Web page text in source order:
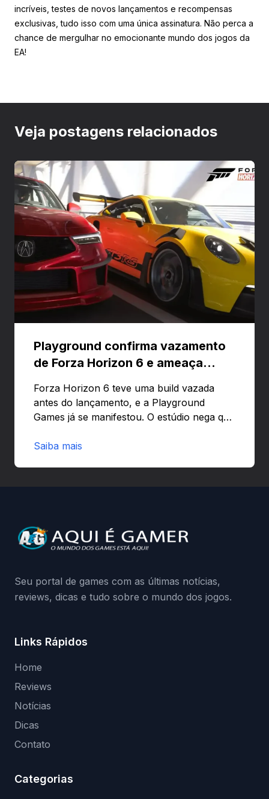
incríveis, testes de novos lançamentos e recompensas
exclusivas, tudo isso com uma única assinatura. Não perca a
chance de mergulhar no emocionante mundo dos jogos da
EA!
Veja postagens relacionados
Playground confirma vazamento
de Forza Horizon 6 e ameaça
Forza Horizon 6 teve uma build vazada
antes do lançamento, e a Playground
Games já se manifestou. O estúdio nega que
preload e avisa que quem usar versões não
da Playground: negação do preload,
medidas contra acessos não autorizados
Saiba mais
Seu portal de games com as últimas notícias,
reviews, dicas e tudo sobre o mundo dos jogos.
Links Rápidos
Home
Reviews
Notícias
Dicas
Contato
Categorias